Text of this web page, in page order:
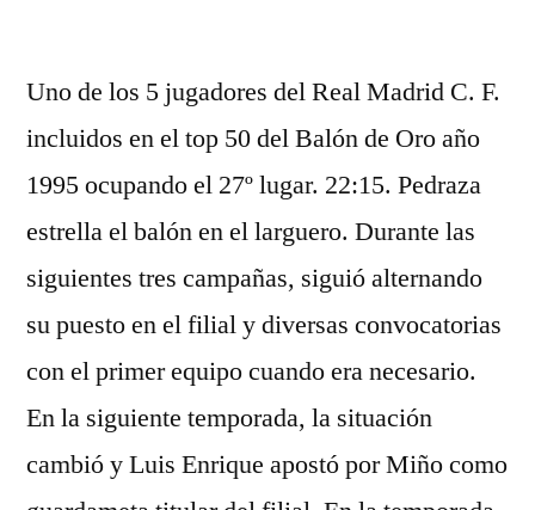
Uno de los 5 jugadores del Real Madrid C. F.
incluidos en el top 50 del Balón de Oro año
1995 ocupando el 27º lugar. 22:15. Pedraza
estrella el balón en el larguero. Durante las
siguientes tres campañas, siguió alternando
su puesto en el filial y diversas convocatorias
con el primer equipo cuando era necesario.
En la siguiente temporada, la situación
cambió y Luis Enrique apostó por Miño como